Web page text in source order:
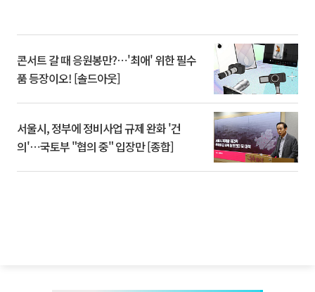
콘서트 갈 때 응원봉만?⋯'최애' 위한 필수
품 등장이오! [솔드아웃]
서울시, 정부에 정비사업 규제 완화 '건
의'⋯국토부 "협의 중" 입장만 [종합]